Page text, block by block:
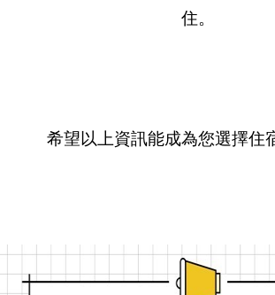
住。
希望以上資訊能成為您選擇住